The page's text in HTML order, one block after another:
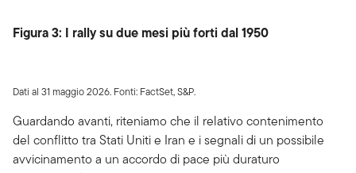
Figura 3: I rally su due mesi più forti dal 1950
Dati al 31 maggio 2026. Fonti: FactSet, S&P.
Guardando avanti, riteniamo che il relativo contenimento
del conflitto tra Stati Uniti e Iran e i segnali di un possibile
avvicinamento a un accordo di pace più duraturo